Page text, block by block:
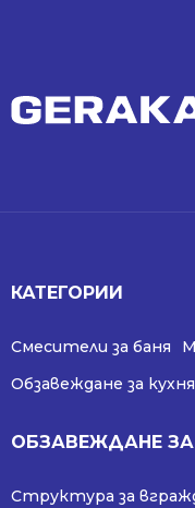
КАТЕГОРИИ
Смесители за баня
Обзавеждане за кухня
ОБЗАВЕЖДАНЕ
Структура за